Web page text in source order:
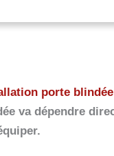
porte
va dépendre